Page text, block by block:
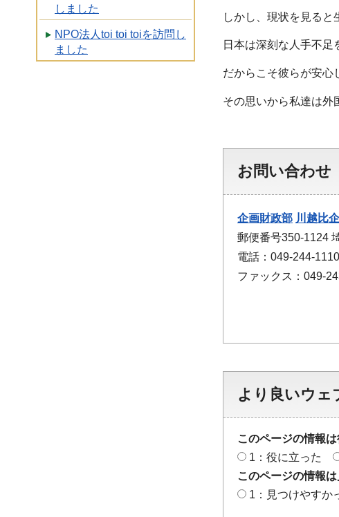
しました
NPO法人toi toi toiを訪問し
ました
しかし、現状を見ると
日本は深刻な人手不足
だからこそ彼らが安心
その思いから私達は外
お問い合わせ
企画財政部 川越比
郵便番号350-1124
電話：049-244-1110
ファックス：049-
より良いウェ
このページの情報
1：役に立った
このページの情報
1：見つけやすか